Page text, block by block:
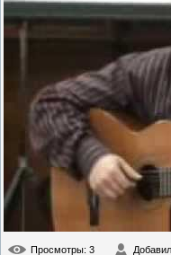
Просмотры: 3 Добавил